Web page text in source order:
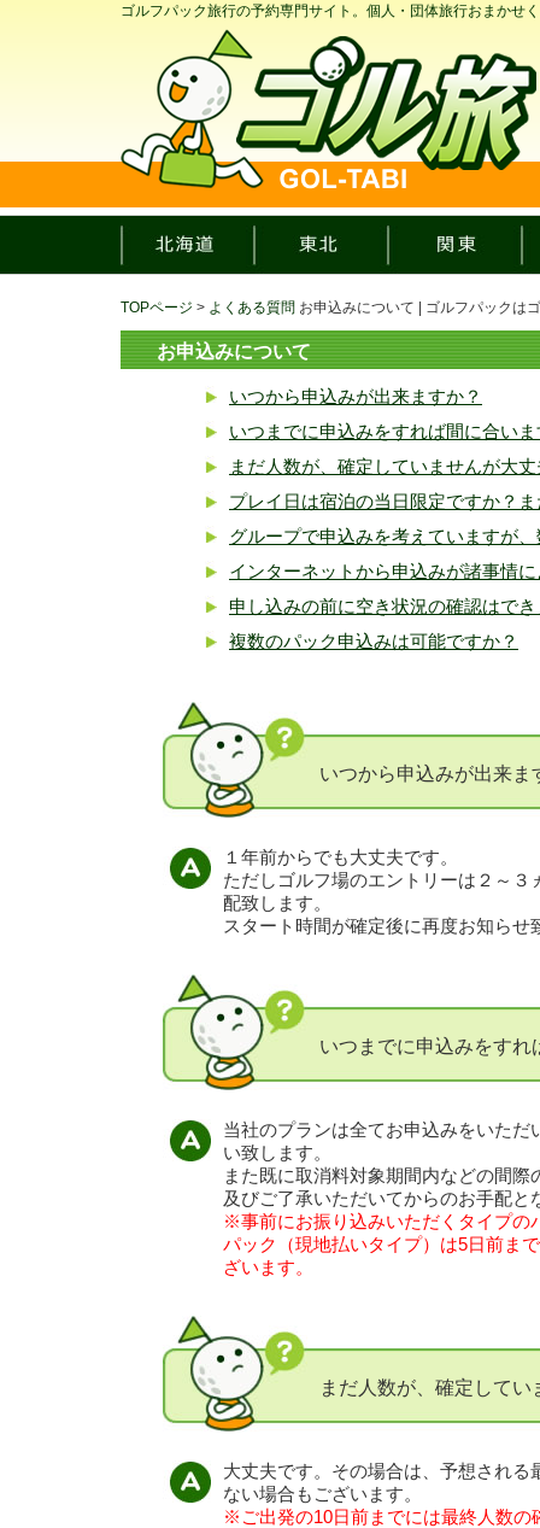
ゴルフパック旅行の予約専門サイト。個人・団体旅行おまかせ
TOPページ > よくある質問 お申込みについて | ゴルフパックは
お申込みについて
いつから申込みが出来ますか？
いつまでに申込みをすれば間に合い
まだ人数が、確定していませんが大
プレイ日は宿泊の当日限定ですか？
グループで申込みを考えていますが
インターネットから申込みが諸事情
申し込みの前に空き状況の確認はで
複数のパック申込みは可能ですか？
いつから申込みが出来ま
１年前からでも大丈夫です。
ただしゴルフ場のエントリーは２～
配致します。
スタート時間が確定後に再度お知ら
いつまでに申込みをすれ
当社のプランは全てお申込みをいた
い致します。
また既に取消料対象期間内などの間
及びご了承いただいてからのお手配と
※事前にお振り込みいただくタイプの
パック（現地払いタイプ）は5日前ま
ざいます。
まだ人数が、確定して
大丈夫です。その場合は、予想され
ない場合もございます。
※ご出発の10日前までには最終人数の